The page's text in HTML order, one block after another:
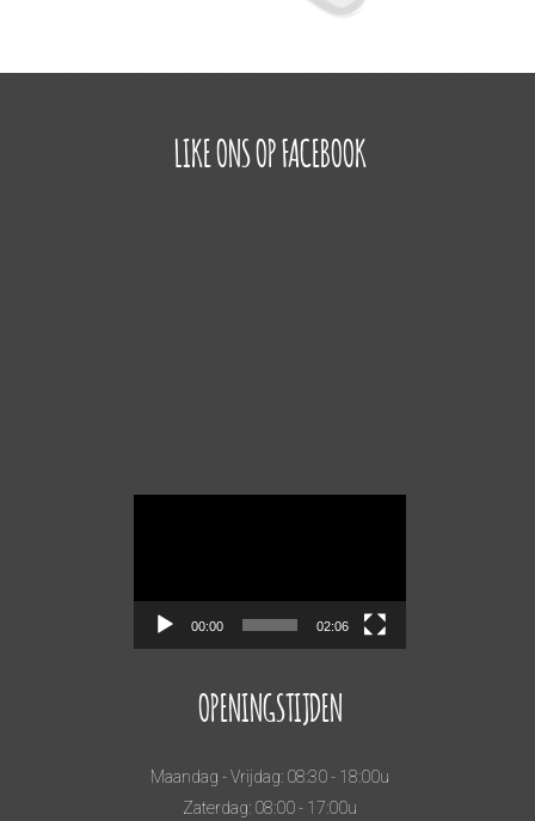
LIKE ONS OP FACEBOOK
00:00 02:06
OPENINGSTIJDEN
Maandag - Vrijdag: 08:30 - 18:00u
Zaterdag: 08:00 - 17:00u